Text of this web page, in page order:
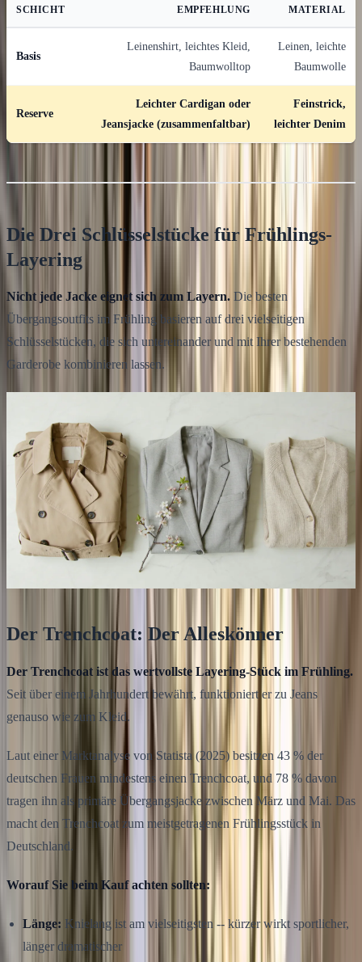
SCHICHT EMPFEHLUNG MATERIAL
Basis
Leinenshirt, leichtes Kleid,
Baumwolltop
Leinen, leichte
Baumwolle
Reserve
Leichter Cardigan oder
Jeansjacke (zusammenfaltbar)
Feinstrick,
leichter Denim
Die Drei Schlüsselstücke für Frühlings-
Layering
Nicht jede Jacke eignet sich zum Layern. Die besten
Übergangsoutfits im Frühling basieren auf drei vielseitigen
Schlüsselstücken, die sich untereinander und mit Ihrer bestehenden
Garderobe kombinieren lassen.
Der Trenchcoat: Der Alleskönner
Der Trenchcoat ist das wertvollste Layering-Stück im Frühling.
Seit über einem Jahrhundert bewährt, funktioniert er zu Jeans
genauso wie zum Kleid.
Laut einer Marktanalyse von Statista (2025) besitzen 43 % der
deutschen Frauen mindestens einen Trenchcoat, und 78 % davon
tragen ihn als primäre Übergangsjacke zwischen März und Mai. Das
macht den Trenchcoat zum meistgetragenen Frühlingsstück in
Deutschland.
Worauf Sie beim Kauf achten sollten:
Länge: Knielang ist am vielseitigsten -- kürzer wirkt sportlicher,
länger dramatischer